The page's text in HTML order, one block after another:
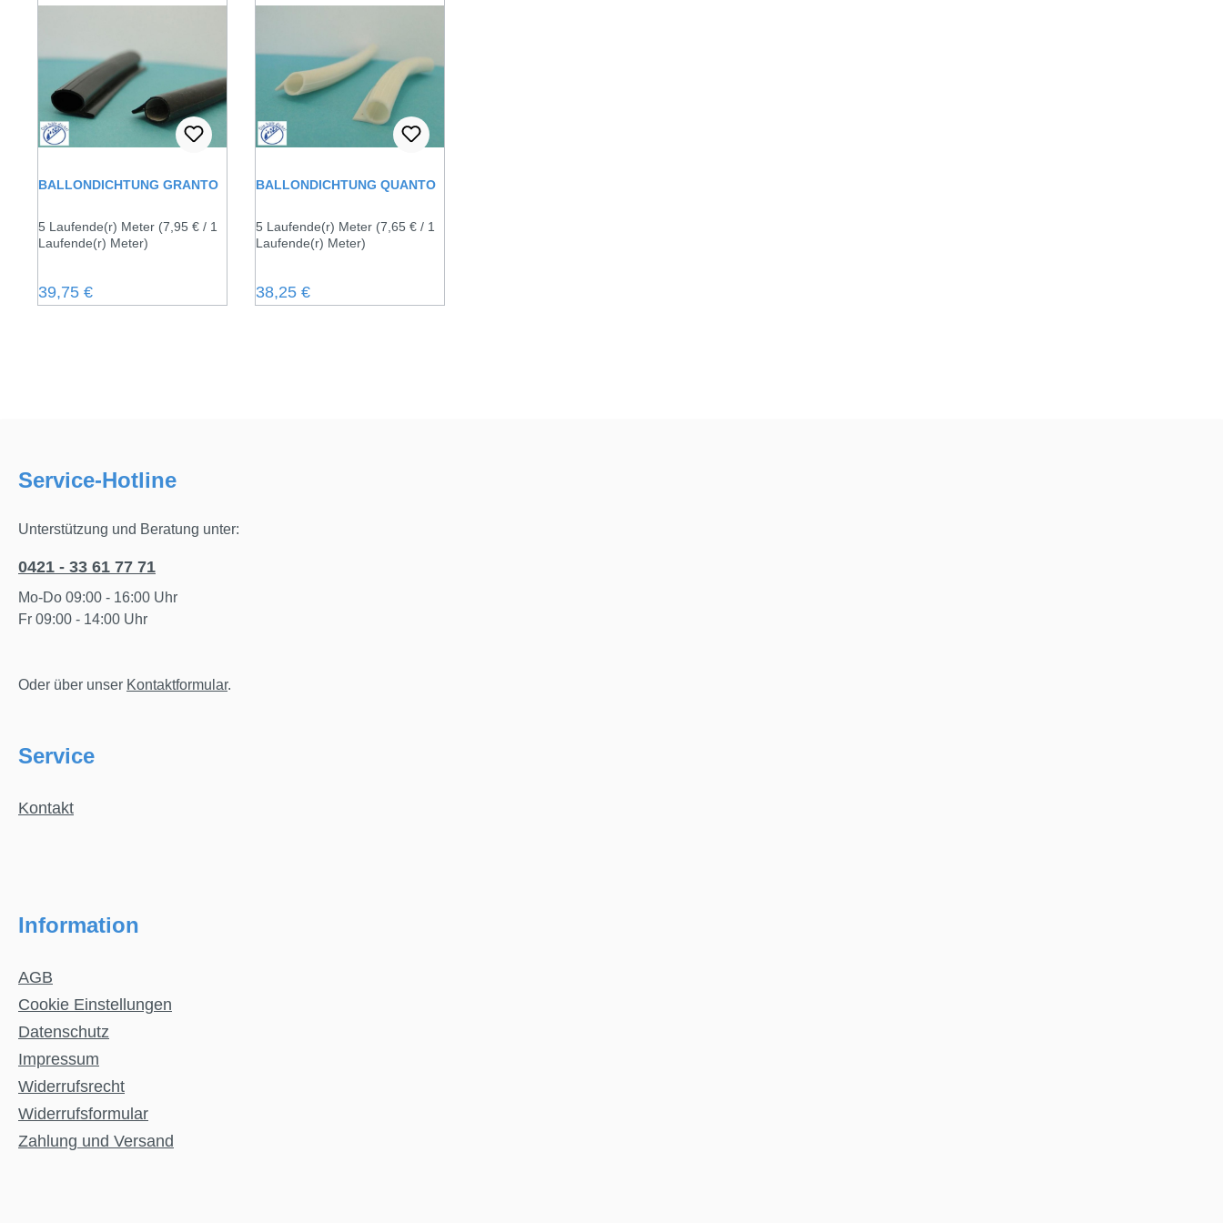
BALLONDICHTUNG GRANTO
5 Laufende(r) Meter (7,95 € / 1
Laufende(r) Meter)
Regulärer Preis:
39,75 €
BALLONDICHTUNG QUANTO
5 Laufende(r) Meter (7,65 € / 1
Laufende(r) Meter)
Regulärer Preis:
38,25 €
Service-Hotline
Unterstützung und Beratung unter:
0421 - 33 61 77 71
Mo-Do 09:00 - 16:00 Uhr
Fr 09:00 - 14:00 Uhr
Oder über unser Kontaktformular.
Service
Kontakt
Information
AGB
Cookie Einstellungen
Datenschutz
Impressum
Widerrufsrecht
Widerrufsformular
Zahlung und Versand